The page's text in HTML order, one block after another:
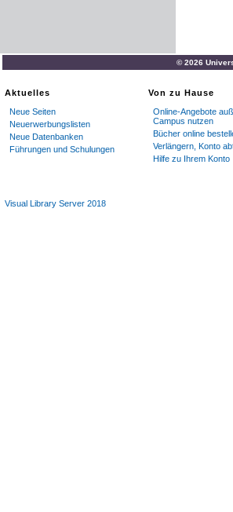
© 2026
Aktuelles
Neue Seiten
Neuerwerbungslisten
Neue Datenbanken
Führungen und Schulungen
Von zu Hause
Online-Angebote
Campus nutzen
Bücher online
Verlängern, Konto
Hilfe zu Ihrem Konto
Visual Library Server 2018